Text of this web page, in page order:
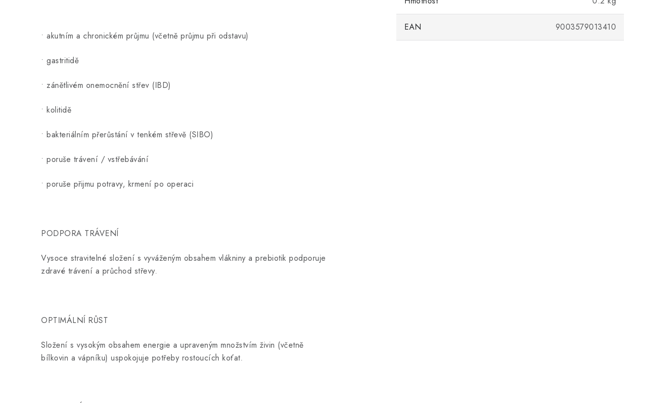
• akutním a chronickém průjmu (včetně průjmu při odstavu)
• gastritidě
• zánětlivém onemocnění střev (IBD)
• kolitidě
• bakteriálním přerůstání v tenkém střevě (SIBO)
• poruše trávení / vstřebávání
• poruše přijmu potravy, krmení po operaci
PODPORA TRÁVENÍ
Vysoce stravitelné složení s vyváženým obsahem vlákniny a prebiotik podporuje
zdravé trávení a průchod střevy.
OPTIMÁLNÍ RŮST
Složení s vysokým obsahem energie a upraveným množstvím živin (včetně
bílkovin a vápníku) uspokojuje potřeby rostoucích koťat.
EAN 9003579013410